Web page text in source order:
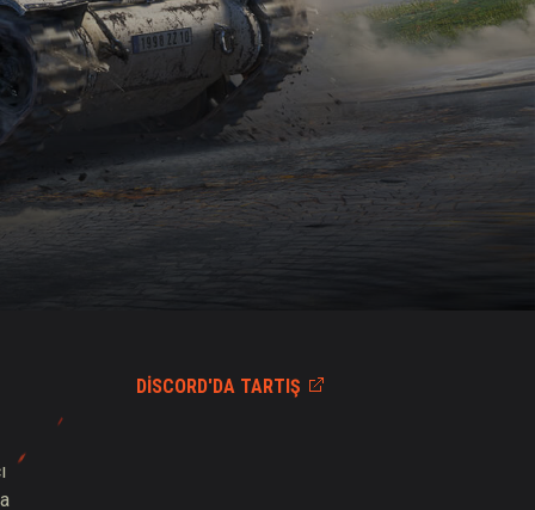
DISCORD'DA TARTIŞ